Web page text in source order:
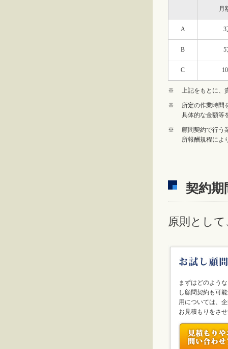
月
A 3
B 5
C
※ 上記をもとに、
※
所定の作業時間
具体的な金額等
※
顧問契約で行う
所報酬規程によ
契約期
原則とし
まずはどのよう
し顧問契約も可
用については、
お見積もりをさ